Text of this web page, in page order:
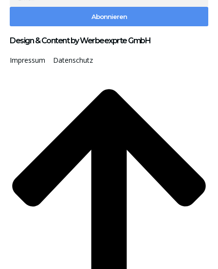
Abonnieren
Design & Content by Werbeexprte GmbH
Impressum Datenschutz